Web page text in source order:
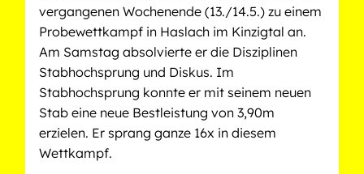
vergangenen Wochenende (13./14.5.) zu einem
Probewettkampf in Haslach im Kinzigtal an.
Am Samstag absolvierte er die Disziplinen
Stabhochsprung und Diskus. Im
Stabhochsprung konnte er mit seinem neuen
Stab eine neue Bestleistung von 3,90m
erzielen. Er sprang ganze 16x in diesem
Wettkampf.